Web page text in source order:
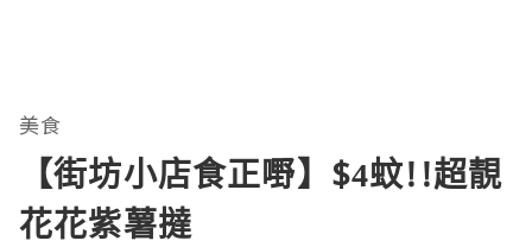
美食
【街坊小店食正嘢】$4蚊!!超靚
花花紫薯撻